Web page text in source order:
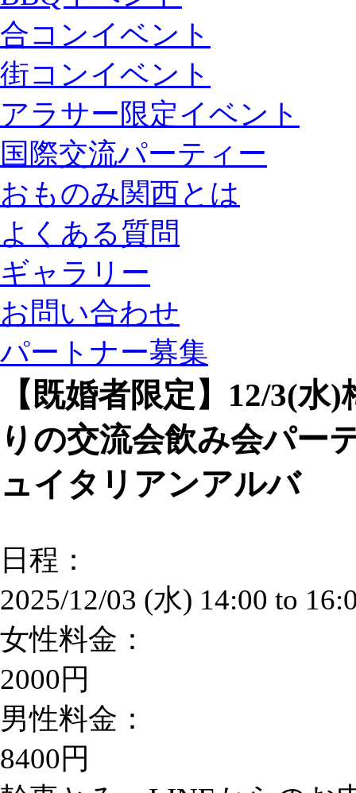
合コンイベント
街コンイベント
アラサー限定イベント
国際交流パーティー
おものみ関西とは
よくある質問
ギャラリー
お問い合わせ
パートナー募集
【既婚者限定】12/3(
りの交流会飲み会パー
ュイタリアンアルバ
日程：
2025/12/03 (水) 14:00 to
女性料金：
2000円
男性料金：
8400円